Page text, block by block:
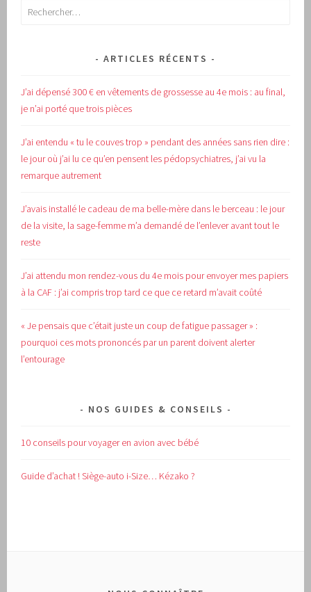
Rechercher :
ARTICLES RÉCENTS
J’ai dépensé 300 € en vêtements de grossesse au 4e mois : au final,
je n’ai porté que trois pièces
J’ai entendu « tu le couves trop » pendant des années sans rien dire :
le jour où j’ai lu ce qu’en pensent les pédopsychiatres, j’ai vu la
remarque autrement
J’avais installé le cadeau de ma belle-mère dans le berceau : le jour
de la visite, la sage-femme m’a demandé de l’enlever avant tout le
reste
J’ai attendu mon rendez-vous du 4e mois pour envoyer mes papiers
à la CAF : j’ai compris trop tard ce que ce retard m’avait coûté
« Je pensais que c’était juste un coup de fatigue passager » :
pourquoi ces mots prononcés par un parent doivent alerter
l’entourage
NOS GUIDES & CONSEILS
10 conseils pour voyager en avion avec bébé
Guide d’achat !Siège-auto i-Size… Kézako ?